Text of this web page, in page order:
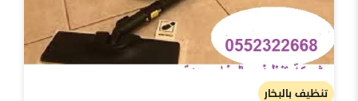
تنظيف بالبخار